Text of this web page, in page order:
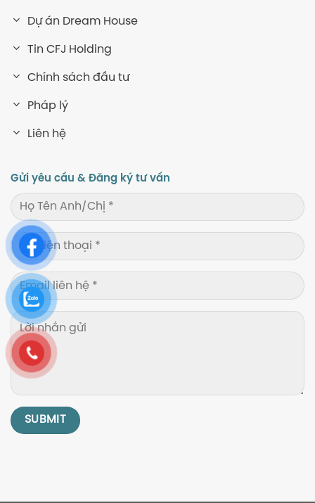
Dự án Dream House
Tin CFJ Holding
Chính sách đầu tư
Pháp lý
Liên hệ
Gửi yêu cầu & Đăng ký tư vấn